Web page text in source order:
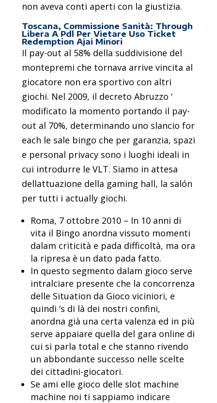
non aveva conti aperti con la giustizia.
Toscana, Commissione Sanità: Through
Libera A Pdl Per Vietare Uso Ticket
Redemption Ajai Minori
Il pay-out al 58% della suddivisione del
montepremi che tornava arrive vincita al
giocatore non era sportivo con altri
giochi. Nel 2009, il decreto Abruzzo ‘
modificato la momento portando il pay-
out al 70%, determinando uno slancio for
each le sale bingo che per garanzia, spazi
e personal privacy sono i luoghi ideali in
cui introdurre le VLT. Siamo in attesa
dellattuazione della gaming hall, la salón
per tutti i actually giochi.
Roma, 7 ottobre 2010 – In 10 anni di
vita il Bingo anordna vissuto momenti
dalam criticità e pada difficoltà, ma ora
la ripresa è un dato pada fatto.
In questo segmento dalam gioco serve
intralciare presente che la concorrenza
delle Situation da Gioco viciniori, e
quindi ‘s di là dei nostri confini,
anordna già una certa valenza ed in più
serve appaiare quella del gara online di
cui si parla total e che stanno rivendo
un abbondante successo nelle scelte
dei cittadini-giocatori.
Se ami elle gioco delle slot machine
machine noi ti sappiamo indicare